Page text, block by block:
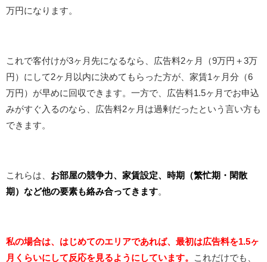
万円になります。
これで客付けが3ヶ月先になるなら、広告料2ヶ月（9万円＋3万
円）にして2ヶ月以内に決めてもらった方が、家賃1ヶ月分（6
万円）が早めに回収できます。一方で、広告料1.5ヶ月でお申込
みがすぐ入るのなら、広告料2ヶ月は過剰だったという言い方も
できます。
これらは、 お部屋の競争力、家賃設定、時期（繁忙期・閑散
期）など他の要素も絡み合ってきます。
私の場合は、はじめてのエリアであれば、最初は広告料を1.5ヶ
月くらいにして反応を見るようにしています。
これだけでも、